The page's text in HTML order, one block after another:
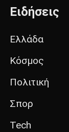
Ειδήσεις
Ελλάδα
Κόσμος
Πολιτική
Σπορ
Tech